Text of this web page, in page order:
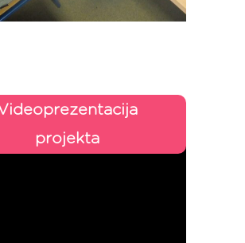
projekta